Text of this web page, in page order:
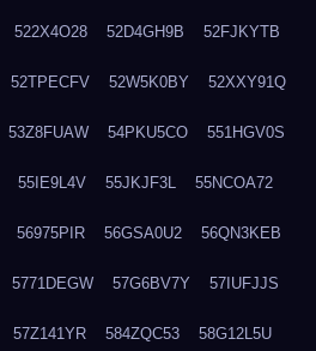
522X4O28 52D4GH9B 52FJKYTB
52TPECFV 52W5K0BY 52XXY91Q
53Z8FUAW 54PKU5CO 551HGV0S
55IE9L4V 55JKJF3L 55NCOA72
56975PIR 56GSA0U2 56QN3KEB
5771DEGW 57G6BV7Y 57IUFJJS
57Z141YR 584ZQC53 58G12L5U